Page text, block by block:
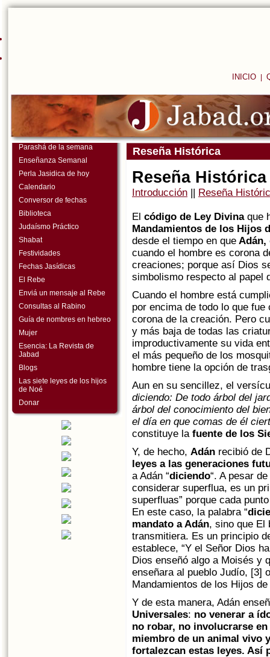
INICIO
Reseña Histórica
Reseña Histórica
Introducción || Reseña
El código de Ley Divinaque
Mandamientos de los Hijos
desde el tiempo en que Adán,
cuando el hombre es corona
creaciones; porque así Dios
simbolismo respecto al papel
Cuando el hombre está
por encima de todo lo que
corona de la creación. Pero
y más baja de todas las
improductivamente su vida
el más pequeño de los
hombre tiene la opción de
Aun en su sencillez, el
diciendo: De todo árbol del
árbol del conocimiento del
el día en que comas de él
constituye la fuente de los
Y, de hecho, Adán recibió de
leyes a las generaciones
a Adán “diciendo“. A pesar
considerar superflua, es un
superfluas” porque cada
En este caso, la palabra “
mandato a Adán, sino que El
transmitiera. Es un principio
establece, “Y el Señor Dios
Dios enseñó algo a Moisés y
enseñara al pueblo Judío, [3]
Mandamientos de los Hijos
Y de esta manera, Adán
Universales: no venerar a
no robar, no involucrarse
miembro de un animal vivo
fortalezcan estas leyes. Así
Parashá de la semana
Enseñanza Semanal
Perla Jasidica de hoy
Calendario
Conversor de fechas
Biblioteca
Judaísmo Práctico
Shabat
Festividades
Fechas Jasídicas
El Rebe
Enviá un mensaje al Rebe
Consultas al Rabino
Guía de nombres en hebreo
Mujer
Esencia: La Revista de
Jabad
Blogs
Las siete leyes de los hijos
de Noé
Donar